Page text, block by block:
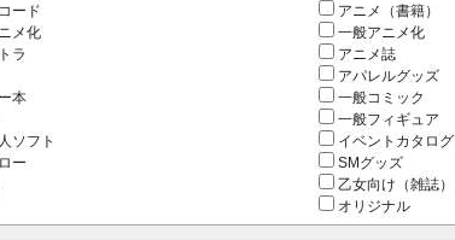
ード
アニメ（書籍）
メ化
一般アニメ化
ラ
アニメ誌
アパレルグッズ
本
一般コミック
一般フィギュア
ソフト
イベントカタログ
ー
SMグッズ
乙女向け（雑誌）
オリジナル